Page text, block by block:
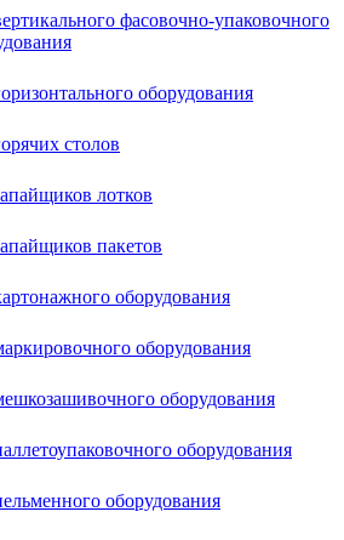
фасовочно-упаковочного
оборудования
столов
лотков
пакетов
оборудования
оборудования
оборудования
оборудования
оборудования